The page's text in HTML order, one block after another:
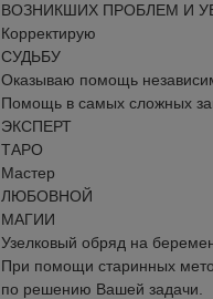
ВОЗНИКШИХ ПРОБЛЕМ И
Корректирую
СУДЬБУ
Оказываю помощь
Помощь в самых сложных
ЭКСПЕРТ
ТАРО
Мастер
ЛЮБОВНОЙ
МАГИИ
Узелковый обряд на
При помощи старинных
по решению Вашей задачи.